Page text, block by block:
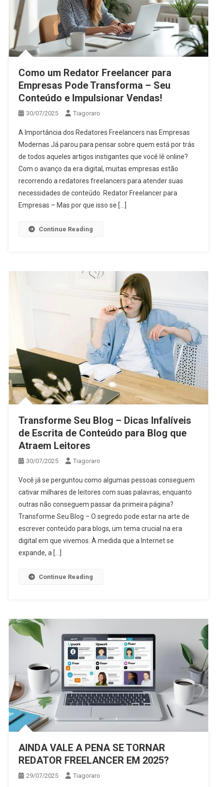
Como um Redator Freelancer para
Empresas Pode Transforma – Seu
Conteúdo e Impulsionar Vendas!
30/07/2025 Tiagoraro
A Importância dos Redatores Freelancers nas Empresas
Modernas Já parou para pensar sobre quem está por trás
de todos aqueles artigos instigantes que você lê online?
Com o avanço da era digital, muitas empresas estão
recorrendo a redatores freelancers para atender suas
necessidades de conteúdo. Redator Freelancer para
Empresas – Mas por que isso se […]
Continue Reading
Transforme Seu Blog – Dicas Infalíveis
de Escrita de Conteúdo para Blog que
Atraem Leitores
30/07/2025 Tiagoraro
Você já se perguntou como algumas pessoas conseguem
cativar milhares de leitores com suas palavras, enquanto
outras não conseguem passar da primeira página?
Transforme Seu Blog – O segredo pode estar na arte de
escrever conteúdo para blogs, um tema crucial na era
digital em que vivemos. À medida que a Internet se
expande, a […]
Continue Reading
AINDA VALE A PENA SE TORNAR
REDATOR FREELANCER EM 2025?
29/07/2025 Tiagoraro